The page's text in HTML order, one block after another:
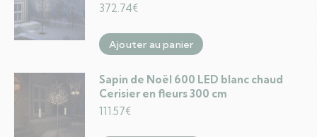
372.74€
Ajouter au panier
Sapin de Noël 600 LED blanc chaud
Cerisier en fleurs 300 cm
111.57€